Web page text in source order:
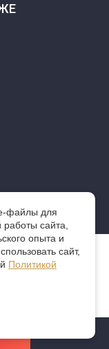
файлы для
сайта,
опыта и
сайт,
Политикой